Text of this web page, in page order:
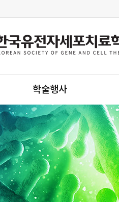
학술행사